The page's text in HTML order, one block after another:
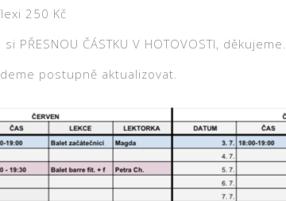
250 Kč
PŘESNOU ČÁSTKU V HOTOVOSTI, děkujeme.
postupně aktualizovat.